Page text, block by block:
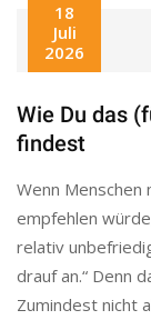
18
Juli
2026
Wie Du das
findest
Wenn Menschen
empfehlen
relativ
drauf an.“ Denn
Zumindest nicht